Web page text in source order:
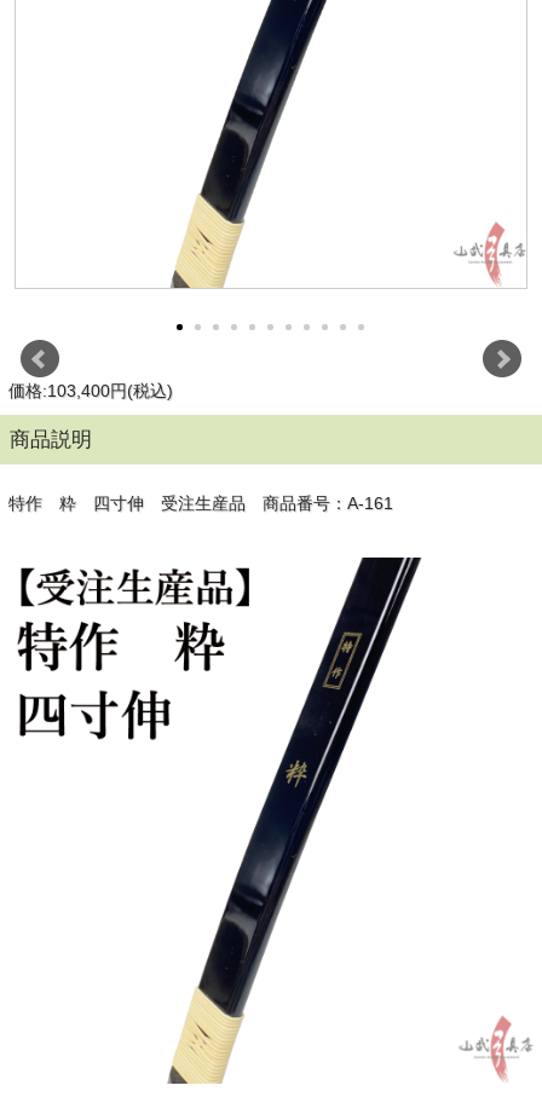
価格:103,400円(税込)
商品説明
特作 粋 四寸伸 受注生産品 商品番号：A-161